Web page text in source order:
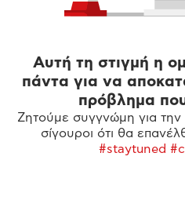
Αυτή τη στιγμή η
πάντα για να
πρόβλημα
Ζητούμε συγγνώμη για την
σίγουροι ότι θα
#staytuned